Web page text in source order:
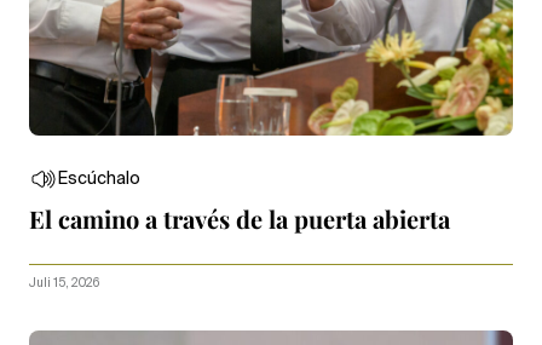
Escúchalo
El camino a través de la puerta abierta
Juli 15, 2026